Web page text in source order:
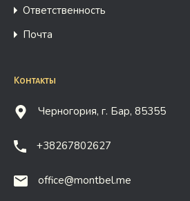
Ответственность
Почта
Контакты
Черногория, г. Бар, 85355
+38267802627
office@montbel.me